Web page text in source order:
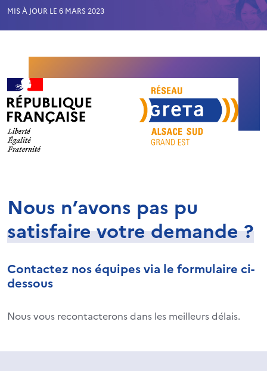
MIS À JOUR LE 6 MARS 2023
Nous n’avons pas pu
satisfaire votre demande ?
Contactez nos équipes via le formulaire ci-
dessous
Nous vous recontacterons dans les meilleurs délais.